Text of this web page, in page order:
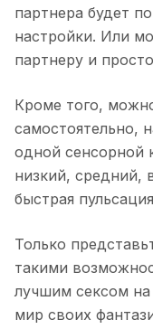
партнера будет
настройки. Или
партнеру и
Кроме того,
самостоятельно,
одной сенсорной
низкий, средний,
быстрая
Только
такими
лучшим сексом на
мир своих